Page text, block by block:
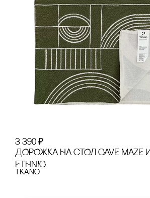
3 390 ₽
ДОРОЖКА НА сТОЛ CAVE MAZE
ETHNIC
Tkano